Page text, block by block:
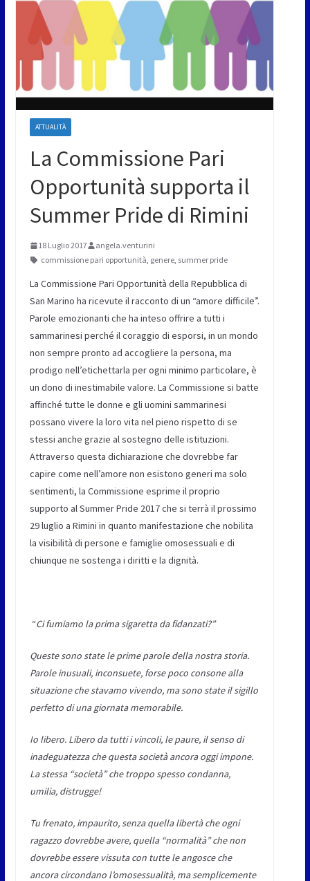
ATTUALITÀ
La Commissione Pari
Opportunità supporta il
Summer Pride di Rimini
18 Luglio 2017
angela.venturini
commissione pari opportunità, genere, summer pride
La Commissione Pari Opportunità della Repubblica di
San Marino ha ricevute il racconto di un “amore difficile”.
Parole emozionanti che ha inteso offrire a tutti i
sammarinesi perché il coraggio di esporsi, in un mondo
non sempre pronto ad accogliere la persona, ma
prodigo nell’etichettarla per ogni minimo particolare, è
un dono di inestimabile valore. La Commissione si batte
affinché tutte le donne e gli uomini sammarinesi
possano vivere la loro vita nel pieno rispetto di se
stessi anche grazie al sostegno delle istituzioni.
Attraverso questa dichiarazione che dovrebbe far
capire come nell’amore non esistono generi ma solo
sentimenti, la Commissione esprime il proprio
supporto al Summer Pride 2017 che si terrà il prossimo
29 luglio a Rimini in quanto manifestazione che nobilita
la visibilità di persone e famiglie omosessuali e di
chiunque ne sostenga i diritti e la dignità.
“Ci fumiamo la prima sigaretta da fidanzati?”
Queste sono state le prime parole della nostra storia.
Parole inusuali, inconsuete, forse poco consone alla
situazione che stavamo vivendo, ma sono state il sigillo
perfetto di una giornata memorabile.
Io libero. Libero da tutti i vincoli, le paure, il senso di
inadeguatezza che questa società ancora oggi impone.
La stessa “società” che troppo spesso condanna,
umilia, distrugge!
Tu frenato, impaurito, senza quella libertà che ogni
ragazzo dovrebbe avere, quella “normalità” che non
dovrebbe essere vissuta con tutte le angosce che
ancora circondano l’omosessualità, ma semplicemente